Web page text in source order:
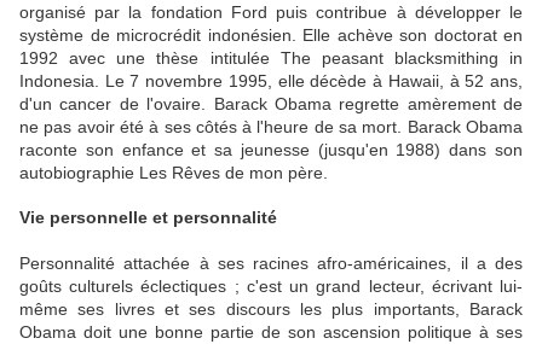
organisé par la fondation Ford puis contribue à développer le
système de microcrédit indonésien. Elle achève son doctorat en
1992 avec une thèse intitulée The peasant blacksmithing in
Indonesia. Le 7 novembre 1995, elle décède à Hawaii, à 52 ans,
d'un cancer de l'ovaire. Barack Obama regrette amèrement de
ne pas avoir été à ses côtés à l'heure de sa mort. Barack Obama
raconte son enfance et sa jeunesse (jusqu'en 1988) dans son
autobiographie Les Rêves de mon père.
Vie personnelle et personnalité
Personnalité attachée à ses racines afro-américaines, il a des
goûts culturels éclectiques ; c'est un grand lecteur, écrivant lui-
même ses livres et ses discours les plus importants, Barack
Obama doit une bonne partie de son ascension politique à ses